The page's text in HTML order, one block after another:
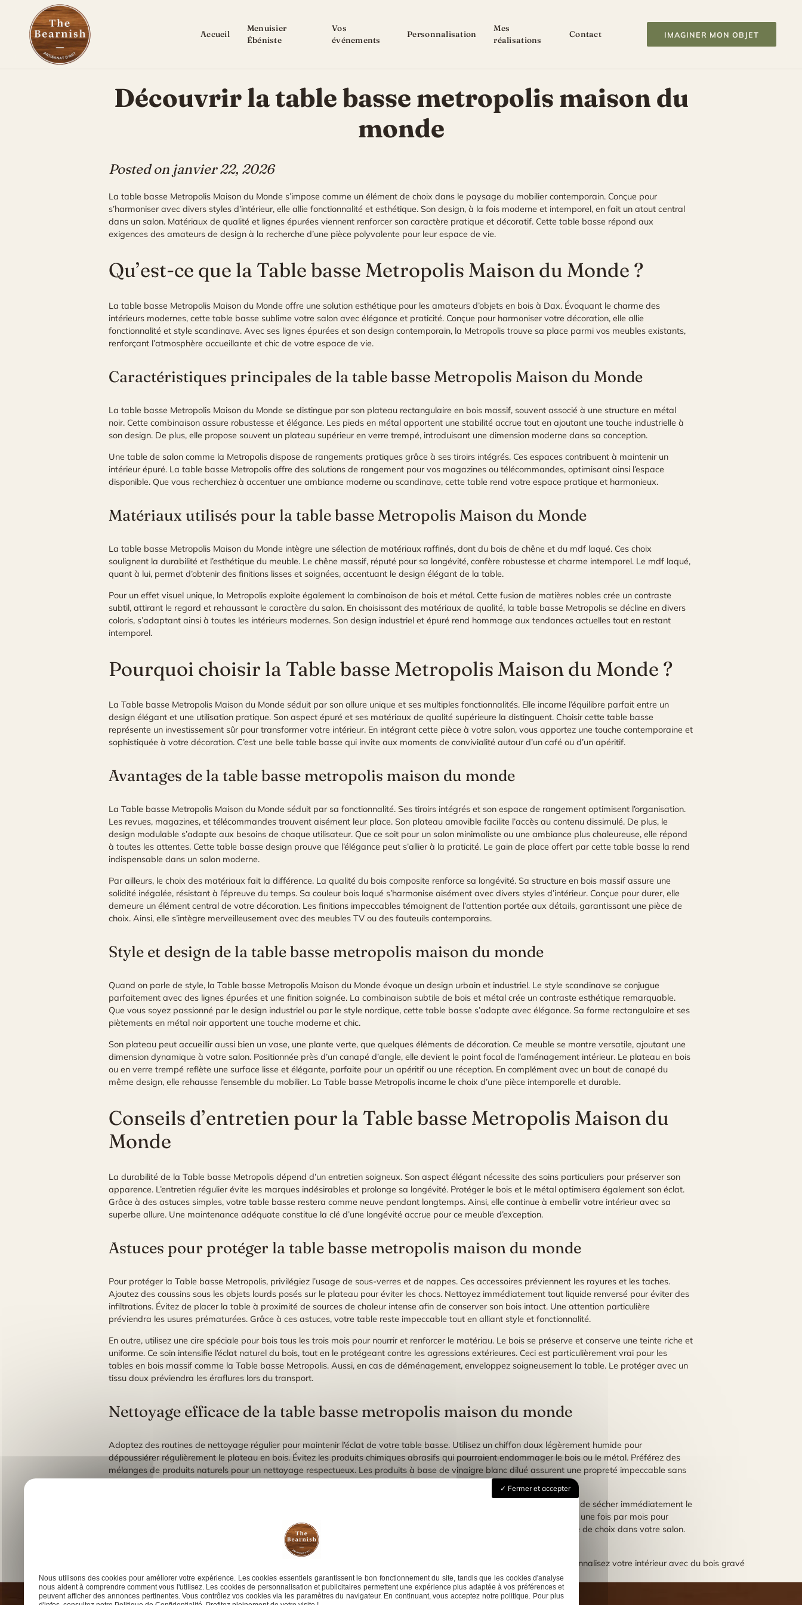
Accueil
Menuisier
Ébéniste
Vos
événements
Personnalisation
Mes
réalisations
Contact IMAGINER MON OBJET
Découvrir la table basse metropolis maison du
monde
Posted on janvier 22, 2026
La table basse Metropolis Maison du Monde s’impose comme un élément de choix dans le paysage du mobilier contemporain. Conçue pour
s’harmoniser avec divers styles d’intérieur, elle allie fonctionnalité et esthétique. Son design, à la fois moderne et intemporel, en fait un atout central
dans un salon. Matériaux de qualité et lignes épurées viennent renforcer son caractère pratique et décoratif. Cette table basse répond aux
exigences des amateurs de design à la recherche d’une pièce polyvalente pour leur espace de vie.
Qu’est-ce que la Table basse Metropolis Maison du Monde ?
La table basse Metropolis Maison du Monde offre une solution esthétique pour les amateurs d’objets en bois à Dax. Évoquant le charme des
intérieurs modernes, cette table basse sublime votre salon avec élégance et praticité. Conçue pour harmoniser votre décoration, elle allie
fonctionnalité et style scandinave. Avec ses lignes épurées et son design contemporain, la Metropolis trouve sa place parmi vos meubles existants,
renforçant l’atmosphère accueillante et chic de votre espace de vie.
Caractéristiques principales de la table basse Metropolis Maison du Monde
La table basse Metropolis Maison du Monde se distingue par son plateau rectangulaire en bois massif, souvent associé à une structure en métal
noir. Cette combinaison assure robustesse et élégance. Les pieds en métal apportent une stabilité accrue tout en ajoutant une touche industrielle à
son design. De plus, elle propose souvent un plateau supérieur en verre trempé, introduisant une dimension moderne dans sa conception.
Une table de salon comme la Metropolis dispose de rangements pratiques grâce à ses tiroirs intégrés. Ces espaces contribuent à maintenir un
intérieur épuré. La table basse Metropolis offre des solutions de rangement pour vos magazines ou télécommandes, optimisant ainsi l’espace
disponible. Que vous recherchiez à accentuer une ambiance moderne ou scandinave, cette table rend votre espace pratique et harmonieux.
Matériaux utilisés pour la table basse Metropolis Maison du Monde
La table basse Metropolis Maison du Monde intègre une sélection de matériaux raffinés, dont du bois de chêne et du mdf laqué. Ces choix
soulignent la durabilité et l’esthétique du meuble. Le chêne massif, réputé pour sa longévité, confère robustesse et charme intemporel. Le mdf laqué,
quant à lui, permet d’obtenir des finitions lisses et soignées, accentuant le design élégant de la table.
Pour un effet visuel unique, la Metropolis exploite également la combinaison de bois et métal. Cette fusion de matières nobles crée un contraste
subtil, attirant le regard et rehaussant le caractère du salon. En choisissant des matériaux de qualité, la table basse Metropolis se décline en divers
coloris, s’adaptant ainsi à toutes les intérieurs modernes. Son design industriel et épuré rend hommage aux tendances actuelles tout en restant
intemporel.
Pourquoi choisir la Table basse Metropolis Maison du Monde ?
La Table basse Metropolis Maison du Monde séduit par son allure unique et ses multiples fonctionnalités. Elle incarne l’équilibre parfait entre un
design élégant et une utilisation pratique. Son aspect épuré et ses matériaux de qualité supérieure la distinguent. Choisir cette table basse
représente un investissement sûr pour transformer votre intérieur. En intégrant cette pièce à votre salon, vous apportez une touche contemporaine et
sophistiquée à votre décoration. C’est une belle table basse qui invite aux moments de convivialité autour d’un café ou d’un apéritif.
Avantages de la table basse metropolis maison du monde
La Table basse Metropolis Maison du Monde séduit par sa fonctionnalité. Ses tiroirs intégrés et son espace de rangement optimisent l’organisation.
Les revues, magazines, et télécommandes trouvent aisément leur place. Son plateau amovible facilite l’accès au contenu dissimulé. De plus, le
design modulable s’adapte aux besoins de chaque utilisateur. Que ce soit pour un salon minimaliste ou une ambiance plus chaleureuse, elle répond
à toutes les attentes. Cette table basse design prouve que l’élégance peut s’allier à la praticité. Le gain de place offert par cette table basse la rend
indispensable dans un salon moderne.
Par ailleurs, le choix des matériaux fait la différence. La qualité du bois composite renforce sa longévité. Sa structure en bois massif assure une
solidité inégalée, résistant à l’épreuve du temps. Sa couleur bois laqué s’harmonise aisément avec divers styles d’intérieur. Conçue pour durer, elle
demeure un élément central de votre décoration. Les finitions impeccables témoignent de l’attention portée aux détails, garantissant une pièce de
choix. Ainsi, elle s’intègre merveilleusement avec des meubles TV ou des fauteuils contemporains.
Style et design de la table basse metropolis maison du monde
Quand on parle de style, la Table basse Metropolis Maison du Monde évoque un design urbain et industriel. Le style scandinave se conjugue
parfaitement avec des lignes épurées et une finition soignée. La combinaison subtile de bois et métal crée un contraste esthétique remarquable.
Que vous soyez passionné par le design industriel ou par le style nordique, cette table basse s’adapte avec élégance. Sa forme rectangulaire et ses
piètements en métal noir apportent une touche moderne et chic.
Son plateau peut accueillir aussi bien un vase, une plante verte, que quelques éléments de décoration. Ce meuble se montre versatile, ajoutant une
dimension dynamique à votre salon. Positionnée près d’un canapé d’angle, elle devient le point focal de l’aménagement intérieur. Le plateau en bois
ou en verre trempé reflète une surface lisse et élégante, parfaite pour un apéritif ou une réception. En complément avec un bout de canapé du
même design, elle rehausse l’ensemble du mobilier. La Table basse Metropolis incarne le choix d’une pièce intemporelle et durable.
Conseils d’entretien pour la Table basse Metropolis Maison du
Monde
La durabilité de la Table basse Metropolis dépend d’un entretien soigneux. Son aspect élégant nécessite des soins particuliers pour préserver son
apparence. L’entretien régulier évite les marques indésirables et prolonge sa longévité. Protéger le bois et le métal optimisera également son éclat.
Grâce à des astuces simples, votre table basse restera comme neuve pendant longtemps. Ainsi, elle continue à embellir votre intérieur avec sa
superbe allure. Une maintenance adéquate constitue la clé d’une longévité accrue pour ce meuble d’exception.
Astuces pour protéger la table basse metropolis maison du monde
Pour protéger la Table basse Metropolis, privilégiez l’usage de sous-verres et de nappes. Ces accessoires préviennent les rayures et les taches.
Ajoutez des coussins sous les objets lourds posés sur le plateau pour éviter les chocs. Nettoyez immédiatement tout liquide renversé pour éviter des
infiltrations. Évitez de placer la table à proximité de sources de chaleur intense afin de conserver son bois intact. Une attention particulière
préviendra les usures prématurées. Grâce à ces astuces, votre table reste impeccable tout en alliant style et fonctionnalité.
En outre, utilisez une cire spéciale pour bois tous les trois mois pour nourrir et renforcer le matériau. Le bois se préserve et conserve une teinte riche et
uniforme. Ce soin intensifie l’éclat naturel du bois, tout en le protégeant contre les agressions extérieures. Ceci est particulièrement vrai pour les
tables en bois massif comme la Table basse Metropolis. Aussi, en cas de déménagement, enveloppez soigneusement la table. Le protéger avec un
tissu doux préviendra les éraflures lors du transport.
Nettoyage efficace de la table basse metropolis maison du monde
Adoptez des routines de nettoyage régulier pour maintenir l’éclat de votre table basse. Utilisez un chiffon doux légèrement humide pour
dépoussiérer régulièrement le plateau en bois. Évitez les produits chimiques abrasifs qui pourraient endommager le bois ou le métal. Préférez des
mélanges de produits naturels pour un nettoyage respectueux. Les produits à base de vinaigre blanc dilué assurent une propreté impeccable sans
En cas de taches persistantes, utilisez de l’eau tiède avec un peu de savon doux et rincez soigneusement. Assurez-vous de sécher immédiatement le
plateau pour éviter que l’humidité ne s’infiltre. Ne laissez jamais d’eau stagner sur les surfaces. Enfin, polissez le plateau une fois par mois pour
raviver son éclat et sa couleur bois naturelle. Grâce à ces gestes simples, la Table basse Metropolis conservera sa place de choix dans votre salon.
Sa splendeur révèlera votre goût pour le chic et l’esthétique intemporelles.
Navigation
Personnalisez votre intérieur avec du bois gravé
Fermer et accepter
Nous utilisons des cookies pour améliorer votre expérience. Les cookies essentiels garantissent le bon fonctionnement du site, tandis que les cookies d'analyse
nous aident à comprendre comment vous l'utilisez. Les cookies de personnalisation et publicitaires permettent une expérience plus adaptée à vos préférences et
peuvent afficher des annonces pertinentes. Vous contrôlez vos cookies via les paramètres du navigateur. En continuant, vous acceptez notre politique. Pour plus